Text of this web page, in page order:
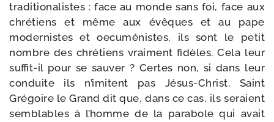
tra­di­tio­na­listes : face au monde sans foi, face aux
chré­tiens et même aux évêques et au pape
moder­nistes et oecu­mé­nistes, ils sont le petit
nombre des chré­tiens vrai­ment fidèles. Cela leur
suffit-​il pour se sau­ver ? Certes non, si dans leur
conduite ils n’imitent pas Jésus-​Christ. Saint
Grégoire le Grand dit que, dans ce cas, ils seraient
sem­blables à l’homme de la para­bole qui avait